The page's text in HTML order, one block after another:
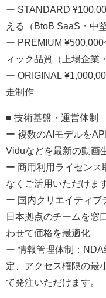
ー STANDARD
える（BtoB SaaS・中
ー PREMIUM
ィック品質（上場企業
ー ORIGINAL
走制作
■ 技術基盤・運営体制
ー 複数のAIモデルを
Viduなどを最新の動画
ー 商用利用ライセンス
なくご活用いただけま
ー 国内クリエイティブ
日本拠点のチームを窓
わせて価格を最適化
ー 情報管理体制：
定、アクセス権限の最
て発注いただけます。